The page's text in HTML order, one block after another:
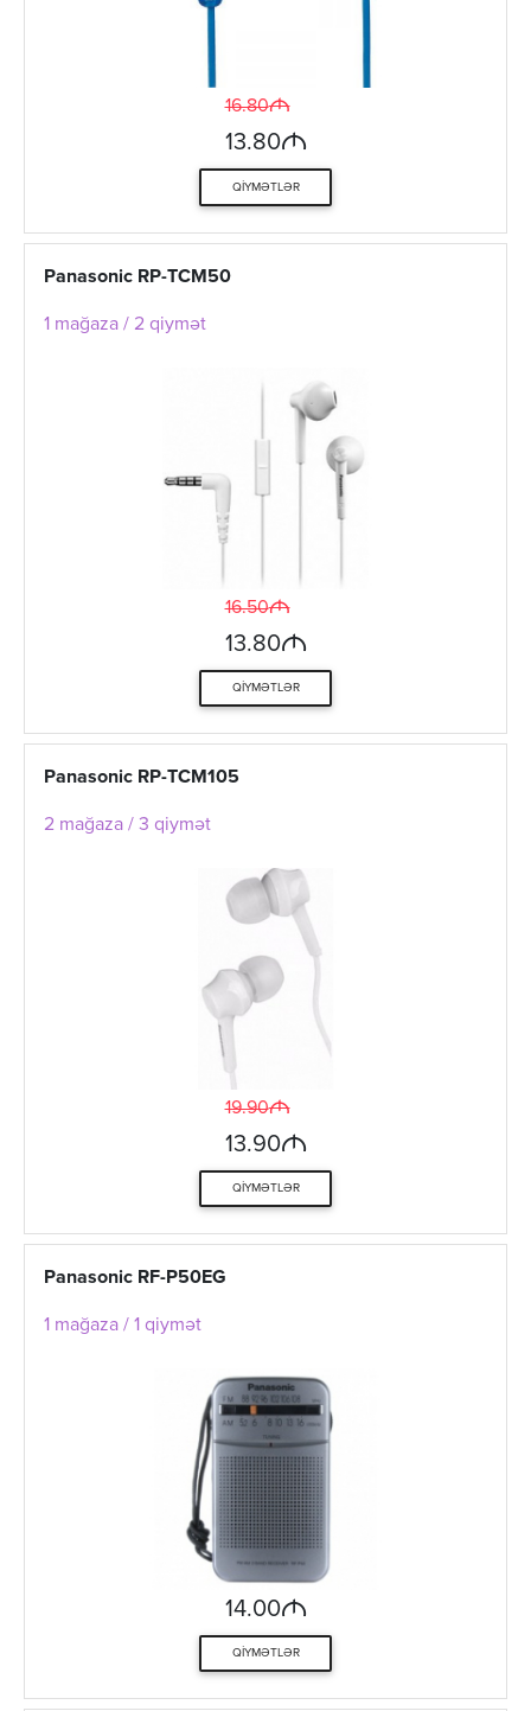
16.80M
13.80M
QIYMƏTLƏR
Panasonic RP-TCM50
1 mağaza / 2 qiymət
16.50M
13.80M
QIYMƏTLƏR
Panasonic RP-TCM105
2 mağaza / 3 qiymət
19.90M
13.90M
QIYMƏTLƏR
Panasonic RF-P50EG
1 mağaza / 1 qiymət
14.00M
QIYMƏTLƏR